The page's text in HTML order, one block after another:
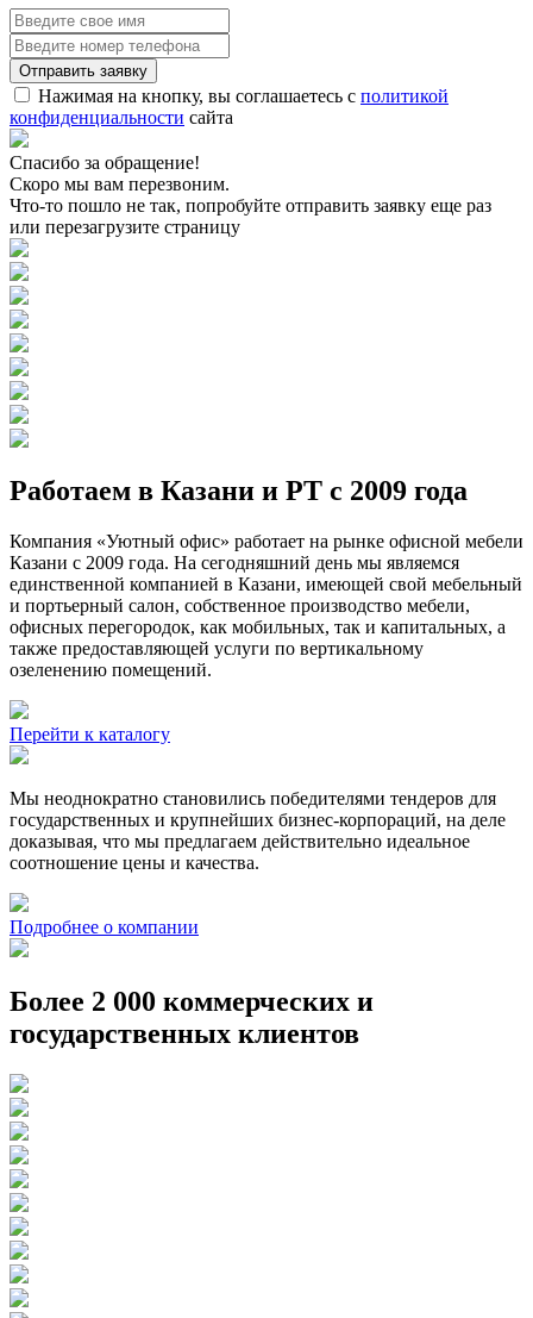
Нажимая на кнопку, вы соглашаетесь с политикой
конфиденциальности сайта
Спасибо за обращение!
Скоро мы вам перезвоним.
Что-то пошло не так, попробуйте отправить заявку еще раз
или перезагрузите страницу
Работаем в Казани и РТ с 2009 года
Компания «Уютный офис» работает на рынке офисной мебели
Казани с 2009 года. На сегодняшний день мы являемся
единственной компанией в Казани, имеющей свой мебельный
и портьерный салон, собственное производство мебели,
офисных перегородок, как мобильных, так и капитальных, а
также предоставляющей услуги по вертикальному
озеленению помещений.
Перейти к каталогу
Мы неоднократно становились победителями тендеров для
государственных и крупнейших бизнес-корпораций, на деле
доказывая, что мы предлагаем действительно идеальное
соотношение цены и качества.
Подробнее о компании
Более 2 000 коммерческих и
государственных клиентов